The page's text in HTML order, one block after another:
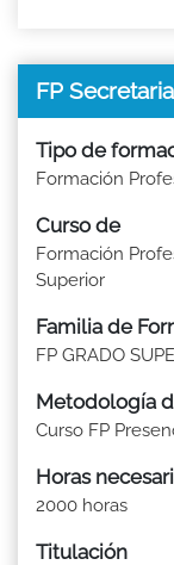
FP
Tipo de
Formación
Curso de
Formación
Superior
Familia de
FP GRADO
Metodología
Curso FP
Horas
2000 horas
Titulación